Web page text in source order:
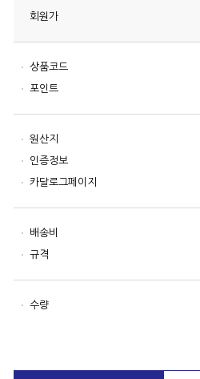
회원가
상품코드
포인트
원산지
인증정보
카달로그페이지
배송비
규격
수량